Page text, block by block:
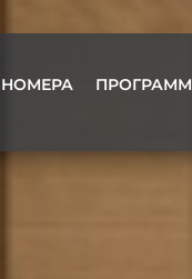
НОМЕРА